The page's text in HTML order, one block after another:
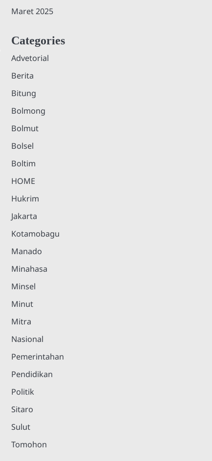
Maret 2025
Categories
Advetorial
Berita
Bitung
Bolmong
Bolmut
Bolsel
Boltim
HOME
Hukrim
Jakarta
Kotamobagu
Manado
Minahasa
Minsel
Minut
Mitra
Nasional
Pemerintahan
Pendidikan
Politik
Sitaro
Sulut
Tomohon